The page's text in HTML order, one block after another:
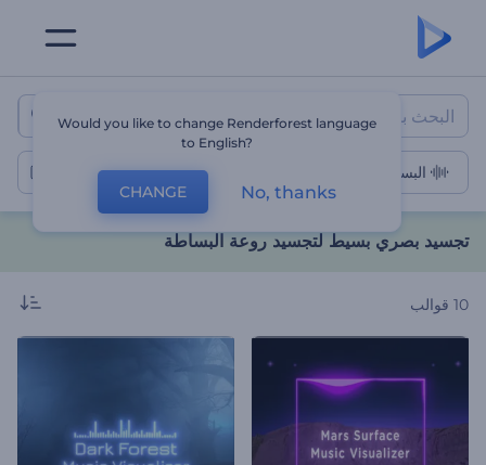
تجسيد بصري بسيط لتجسيد روعة
البساطة
تجسيد بصري بسيط لتجسيد روعة البساطة
10 قوالب
Would you like to change Renderforest language
to English?
CHANGE No, thanks